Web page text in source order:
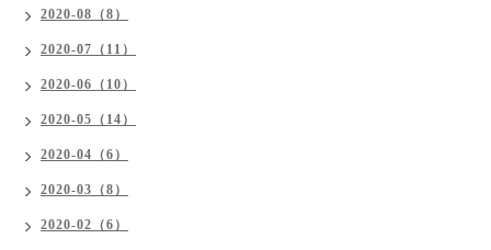
2020-08（8）
2020-07（11）
2020-06（10）
2020-05（14）
2020-04（6）
2020-03（8）
2020-02（6）